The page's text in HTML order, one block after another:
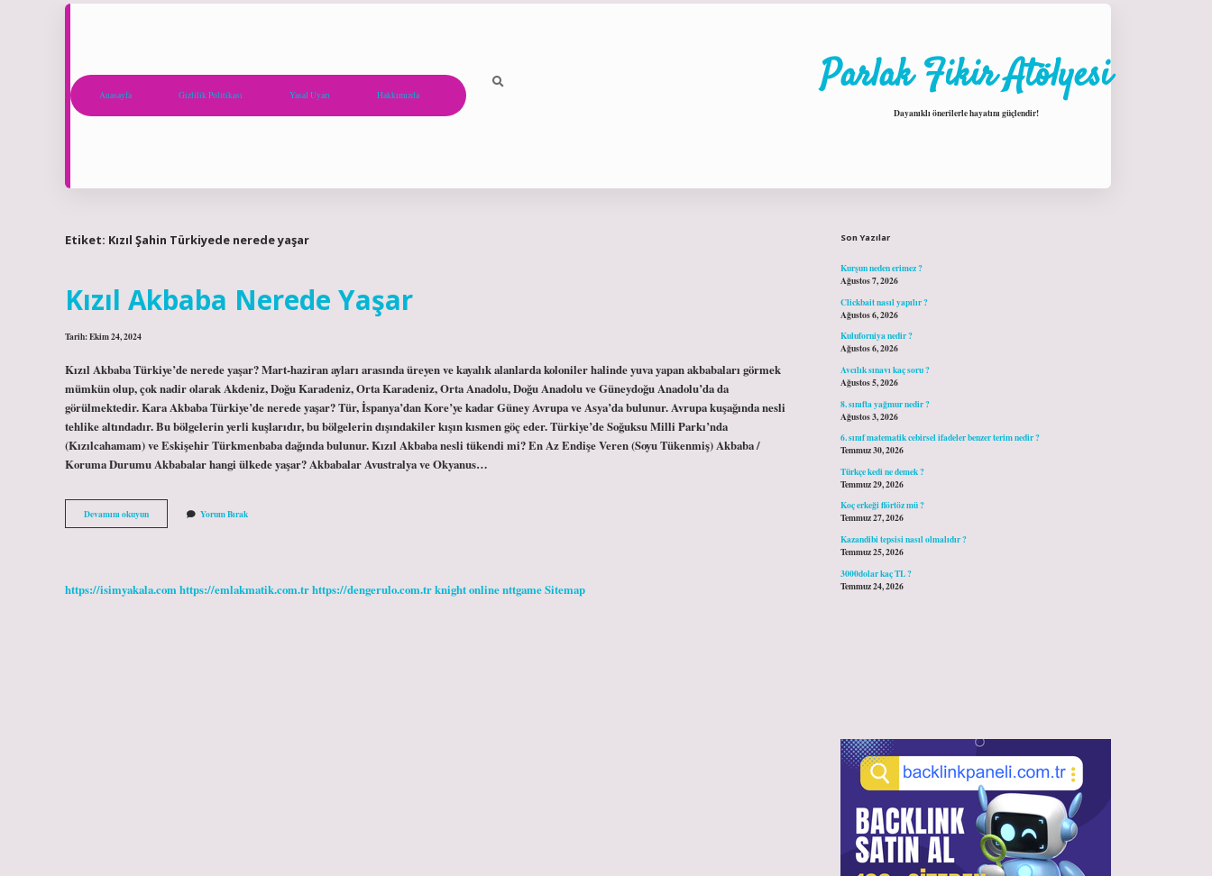
Anasayfa Gizlilik Politikası Yasal Uyarı Hakkımızda Parlak Fikir Atölyesi
Dayanıklı önerilerle hayatını güçlendir!
Etiket: Kızıl Şahin Türkiyede nerede yaşar
Kızıl Akbaba Nerede Yaşar
Tarih: Ekim 24, 2024
Kızıl Akbaba Türkiye’de nerede yaşar? Mart-haziran ayları arasında üreyen ve kayalık alanlarda koloniler halinde yuva yapan akbabaları görmek
mümkün olup, çok nadir olarak Akdeniz, Doğu Karadeniz, Orta Karadeniz, Orta Anadolu, Doğu Anadolu ve Güneydoğu Anadolu’da da
görülmektedir. Kara Akbaba Türkiye’de nerede yaşar? Tür, İspanya’dan Kore’ye kadar Güney Avrupa ve Asya’da bulunur. Avrupa kuşağında nesli
tehlike altındadır. Bu bölgelerin yerli kuşlarıdır, bu bölgelerin dışındakiler kışın kısmen göç eder. Türkiye’de Soğuksu Milli Parkı’nda
(Kızılcahamam) ve Eskişehir Türkmenbaba dağında bulunur. Kızıl Akbaba nesli tükendi mi? En Az Endişe Veren (Soyu Tükenmiş) Akbaba /
Koruma Durumu Akbabalar hangi ülkede yaşar? Akbabalar Avustralya ve Okyanus…
Devamını okuyunKızıl
Akbaba
Yorum Bırak
https://isimyakala.comhttps://emlakmatik.com.trhttps://dengerulo.com.trknight onlinenttgameSitemap
Son Yazılar
Kurşun neden erimez ?
Ağustos 7, 2026
Clickbait nasıl yapılır ?
Ağustos 6, 2026
Kuluforniya nedir ?
Ağustos 6, 2026
Avcılık sınavı kaç soru ?
Ağustos 5, 2026
8. sınıfta yağmur nedir ?
Ağustos 3, 2026
6. sınıf matematik cebirsel ifadeler benzer terim nedir ?
Temmuz 30, 2026
Türkçe kedi ne demek ?
Temmuz 29, 2026
Koç erkeği flörtöz mü ?
Temmuz 27, 2026
Kazandibi tepsisi nasıl olmalıdır ?
Temmuz 25, 2026
3000dolar kaç TL ?
Temmuz 24, 2026